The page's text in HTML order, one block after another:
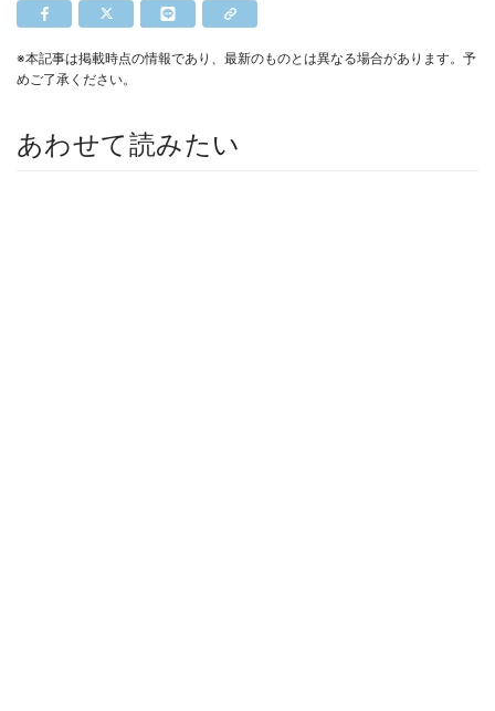
※本記事は掲載時点の情報であり、最新のものとは異なる場合があります。予
めご了承ください。
あわせて読みたい